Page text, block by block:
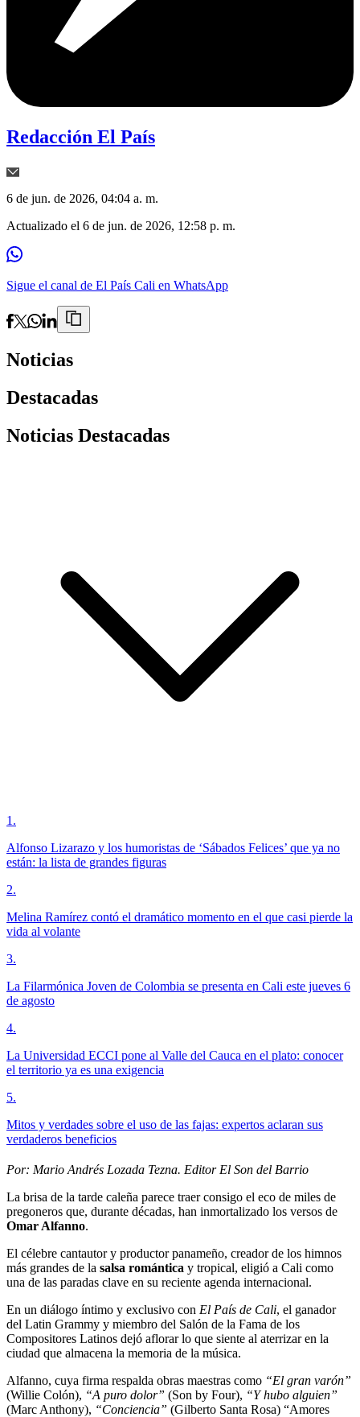
Redacción El País
6 de jun. de 2026, 04:04 a. m.
Actualizado el 6 de jun. de 2026, 12:58 p. m.
Sigue el canal de El País Cali en WhatsApp
Noticias
Destacadas
Noticias Destacadas
1 .
Alfonso Lizarazo y los humoristas de ‘Sábados Felices’ que ya no
están: la lista de grandes figuras
2.
Melina Ramírez contó el dramático momento en el que casi pierde la
vida al volante
3.
La Filarmónica Joven de Colombia se presenta en Cali este jueves 6
de agosto
4.
La Universidad ECCI pone al Valle del Cauca en el plato: conocer
el territorio ya es una exigencia
5.
Mitos y verdades sobre el uso de las fajas: expertos aclaran sus
verdaderos beneficios
Por: Mario Andrés Lozada Tezna. Editor El Son del Barrio
La brisa de la tarde caleña parece traer consigo el eco de miles de
pregoneros que, durante décadas, han inmortalizado los versos de
Omar Alfanno.
El célebre cantautor y productor panameño, creador de los himnos
más grandes de la salsa romántica y tropical, eligió a Cali como
una de las paradas clave en su reciente agenda internacional.
En un diálogo íntimo y exclusivo con El País de Cali, el ganador
del Latin Grammy y miembro del Salón de la Fama de los
Compositores Latinos dejó aflorar lo que siente al aterrizar en la
ciudad que almacena la memoria de la música.
Alfanno, cuya firma respalda obras maestras como “El gran varón”
(Willie Colón), “A puro dolor” (Son by Four), “Y hubo alguien”
(Marc Anthony), “Conciencia” (Gilberto Santa Rosa) “Amores